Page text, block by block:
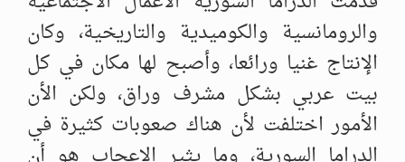
والرومانسية والكوميدية والتاريخية، وكان
الإنتاج غنيا ورائعا، وأصبح لها مكان في كل
بيت عربي بشكل مشرف وراق، ولكن الأن
الأمور اختلفت لأن هناك صعوبات كثيرة في